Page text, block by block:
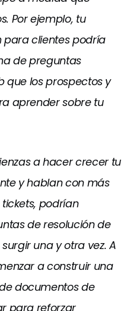
Por ejemplo, tu
clientes podría
de preguntas
que los prospectos y
aprender sobre tu
a hacer crecer tu
y hablan con más
podrían
de resolución de
una y otra vez. A
a construir una
documentos de
para reforzar